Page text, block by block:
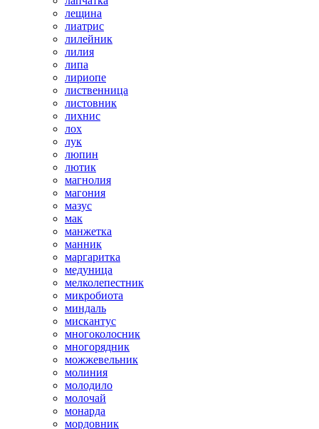
лещина
лиатрис
лилейник
лилия
липа
лириопе
лиственница
листовник
лихнис
лох
лук
люпин
лютик
магнолия
магония
мазус
мак
манжетка
манник
маргаритка
медуница
мелколепестник
микробиота
миндаль
мискантус
многоколосник
многорядник
можжевельник
молиния
молодило
молочай
монарда
мордовник